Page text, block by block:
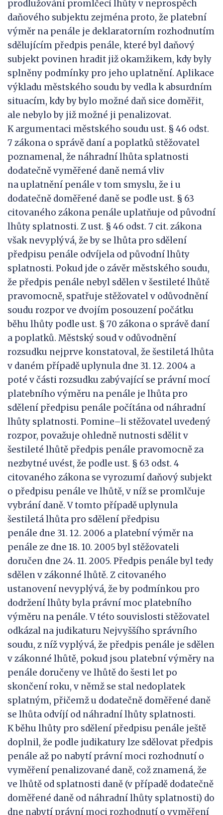
prodlužování promlčecí lhůty v neprospěch
daňového subjektu zejména proto, že platební
výměr na penále je deklaratorním rozhodnutím
sdělujícím předpis penále, které byl daňový
subjekt povinen hradit již okamžikem, kdy byly
splněny podmínky pro jeho uplatnění. Aplikace
výkladu městského soudu by vedla k absurdním
situacím, kdy by bylo možné daň sice doměřit,
ale nebylo by již možné ji penalizovat.
K argumentaci městského soudu ust. § 46 odst.
7 zákona o správě daní a poplatků stěžovatel
poznamenal, že náhradní lhůta splatnosti
dodatečně vyměřené daně nemá vliv
na uplatnění penále v tom smyslu, že i u
dodatečně doměřené daně se podle ust. § 63
citovaného zákona penále uplatňuje od původní
lhůty splatnosti. Z ust. § 46 odst. 7 cit. zákona
však nevyplývá, že by se lhůta pro sdělení
předpisu penále odvíjela od původní lhůty
splatnosti. Pokud jde o závěr městského soudu,
že předpis penále nebyl sdělen v šestileté lhůtě
pravomocně, spatřuje stěžovatel v odůvodnění
soudu rozpor ve dvojím posouzení počátku
běhu lhůty podle ust. § 70 zákona o správě daní
a poplatků. Městský soud v odůvodnění
rozsudku nejprve konstatoval, že šestiletá lhůta
v daném případě uplynula dne 31. 12. 2004 a
poté v části rozsudku zabývající se právní mocí
platebního výměru na penále je lhůta pro
sdělení předpisu penále počítána od náhradní
lhůty splatnosti. Pomine–li stěžovatel uvedený
rozpor, považuje ohledně nutnosti sdělit v
šestileté lhůtě předpis penále pravomocně za
nezbytné uvést, že podle ust. § 63 odst. 4
citovaného zákona se vyrozumí daňový subjekt
o předpisu penále ve lhůtě, v níž se promlčuje
vybrání daně. V tomto případě uplynula
šestiletá lhůta pro sdělení předpisu
penále dne 31. 12. 2006 a platební výměr na
penále ze dne 18. 10. 2005 byl stěžovateli
doručen dne 24. 11. 2005. Předpis penále byl tedy
sdělen v zákonné lhůtě. Z citovaného
ustanovení nevyplývá, že by podmínkou pro
dodržení lhůty byla právní moc platebního
výměru na penále. V této souvislosti stěžovatel
odkázal na judikaturu Nejvyššího správního
soudu, z níž vyplývá, že předpis penále je sdělen
v zákonné lhůtě, pokud jsou platební výměry na
penále doručeny ve lhůtě do šesti let po
skončení roku, v němž se stal nedoplatek
splatným, přičemž u dodatečně doměřené daně
se lhůta odvíjí od náhradní lhůty splatnosti.
K běhu lhůty pro sdělení předpisu penále ještě
doplnil, že podle judikatury lze sdělovat předpis
penále až po nabytí právní moci rozhodnutí o
vyměření penalizované daně, což znamená, že
ve lhůtě od splatnosti daně (v případě dodatečně
doměřené daně od náhradní lhůty splatnosti) do
dne nabytí právní moci rozhodnutí o vyměření